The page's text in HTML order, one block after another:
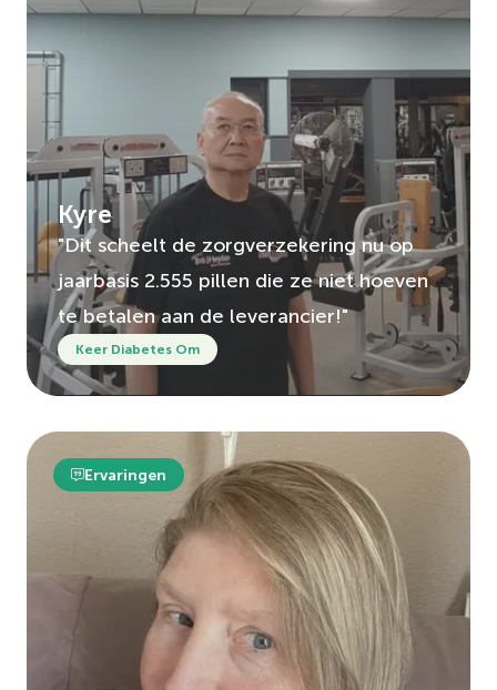
Kyre
"Dit scheelt de zorgverzekering nu op
jaarbasis 2.555 pillen die ze niet hoeven
te betalen aan de leverancier!"
Keer Diabetes Om
Ervaringen